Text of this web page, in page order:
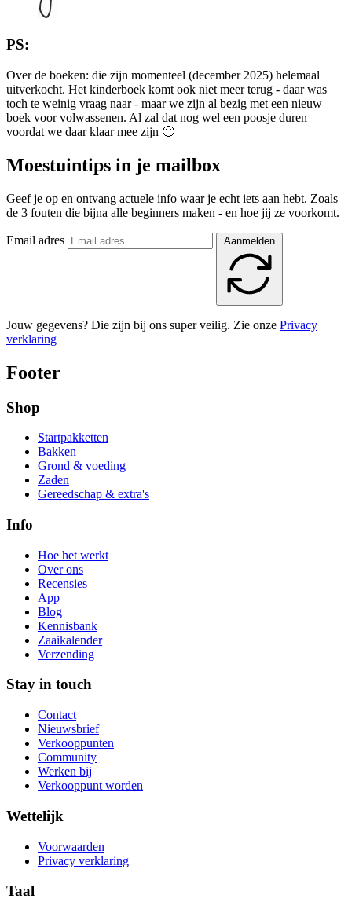
PS:
Over de boeken: die zijn momenteel (december 2025) helemaal
uitverkocht. Het kinderboek komt ook niet meer terug - daar was
toch te weinig vraag naar - maar we zijn al bezig met een nieuw
boek voor volwassenen. Al zal dat nog wel een poosje duren
voordat we daar klaar mee zijn 🙂
Moestuintips in je mailbox
Geef je op en ontvang actuele info waar je echt iets aan hebt. Zoals
de 3 fouten die bijna alle beginners maken - en hoe jij ze voorkomt.
Email adres Aanmelden
Jouw gegevens? Die zijn bij ons super veilig. Zie onze Privacy
verklaring
Footer
Shop
Startpakketten
Bakken
Grond & voeding
Zaden
Gereedschap & extra's
Info
Hoe het werkt
Over ons
Recensies
App
Blog
Kennisbank
Zaaikalender
Verzending
Stay in touch
Contact
Nieuwsbrief
Verkooppunten
Community
Werken bij
Verkooppunt worden
Wettelijk
Voorwaarden
Privacy verklaring
Taal